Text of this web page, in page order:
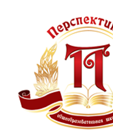
содержимому